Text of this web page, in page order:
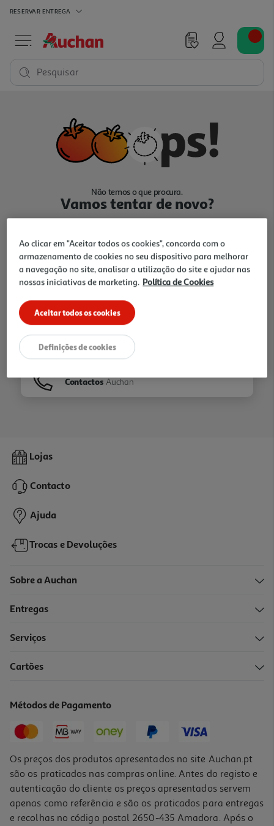
RESERVAR ENTREGA
Pesquisar
Não temos o que procura.
Vamos tentar de novo?
Ir para Homepage
Folhetos
Contactos Auchan
Lojas
Contacto
Ajuda
Trocas e Devoluções
Sobre a Auchan
Entregas
Serviços
Cartões
Métodos de Pagamento
Os preços dos produtos apresentados no site Auchan.pt
são os praticados nas compras online. Antes do registo e
autenticação do cliente os preços apresentados servem
apenas como referência e são os praticados para entregas
e recolhas no código postal 2650-435 Amadora. Após o
Ao clicar em "Aceitar todos os cookies", concorda com o
armazenamento de cookies no seu dispositivo para melhorar
a navegação no site, analisar a utilização do site e ajudar nas
nossas iniciativas de marketing. Política de Cookies
Aceitar todos os cookies
Definições de cookies